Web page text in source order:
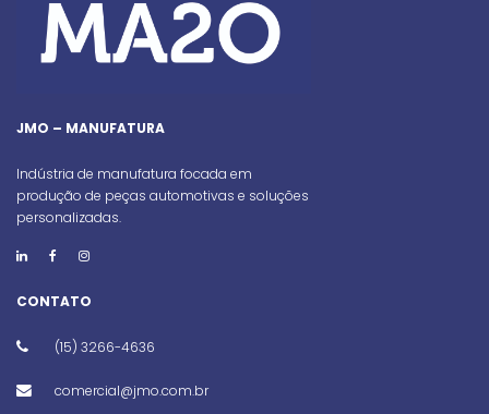
JMO – MANUFATURA
Indústria de manufatura focada em
produção de peças automotivas e soluções
personalizadas.
CONTATO
(15) 3266-4636
comercial@jmo.com.br